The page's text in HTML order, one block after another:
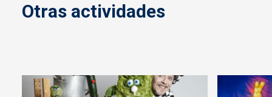
Otras actividades